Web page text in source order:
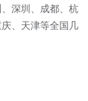
深圳、成都、杭
、天津等全国几